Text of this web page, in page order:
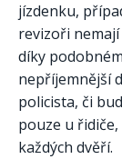
jízdenku,
revizoři
díky
nepříjemnější
policista, či
pouze u
každých dvěří.